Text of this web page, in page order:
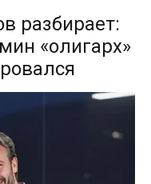
разбирает:
«олигарх»